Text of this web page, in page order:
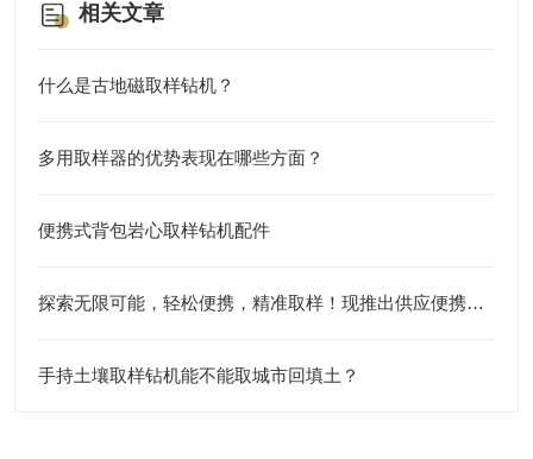
相关文章
什么是古地磁取样钻机？
多用取样器的优势表现在哪些方面？
便携式背包岩心取样钻机配件
探索无限可能，轻松便携，精准取样！现推出供应便携式背包岩心取样钻机配件
手持土壤取样钻机能不能取城市回填土？